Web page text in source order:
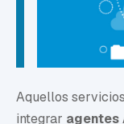
Aquellos
integrar agentes